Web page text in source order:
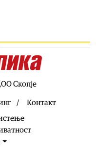
автомобили за
и масовни доцнења на
Словенија поради
Фајон за мисија во
Скопје
Контакт